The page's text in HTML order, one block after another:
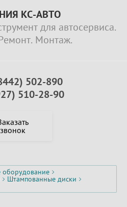
КС-АВТО
для автосервиса.
Монтаж.
502-890
510-28-90
звонок
Штампованные диски